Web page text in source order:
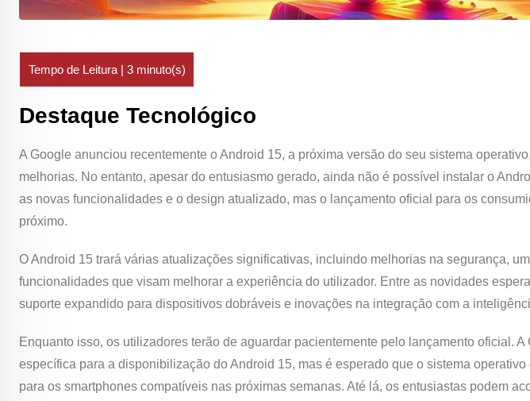
Destaque Tecnológico
A Google anunciou recentemente o Android 15, a próxima versão do seu sistema
melhorias. No entanto, apesar do entusiasmo gerado, ainda não é possível instalar o
as novas funcionalidades e o design atualizado, mas o lançamento oficial para os
próximo.
O Android 15 trará várias atualizações significativas, incluindo melhorias na segurança,
funcionalidades que visam melhorar a experiência do utilizador. Entre as novidades
suporte expandido para dispositivos dobráveis e inovações na integração com a
Enquanto isso, os utilizadores terão de aguardar pacientemente pelo lançamento oficial.
específica para a disponibilização do Android 15, mas é esperado que o sistema
para os smartphones compatíveis nas próximas semanas. Até lá, os entusiastas podem